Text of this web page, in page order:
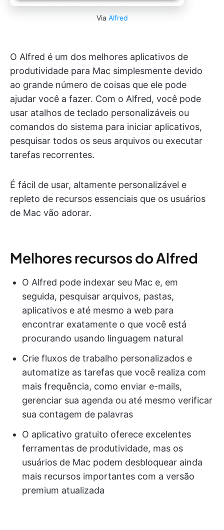
Via Alfred
O Alfred é um dos melhores aplicativos de
produtividade para Mac simplesmente devido
ao grande número de coisas que ele pode
ajudar você a fazer. Com o Alfred, você pode
usar atalhos de teclado personalizáveis ou
comandos do sistema para iniciar aplicativos,
pesquisar todos os seus arquivos ou executar
tarefas recorrentes.
É fácil de usar, altamente personalizável e
repleto de recursos essenciais que os usuários
de Mac vão adorar.
Melhores recursos do Alfred
O Alfred pode indexar seu Mac e, em
seguida, pesquisar arquivos, pastas,
aplicativos e até mesmo a web para
encontrar exatamente o que você está
procurando usando linguagem natural
Crie fluxos de trabalho personalizados e
automatize as tarefas que você realiza com
mais frequência, como enviar e-mails,
gerenciar sua agenda ou até mesmo verificar
sua contagem de palavras
O aplicativo gratuito oferece excelentes
ferramentas de produtividade, mas os
usuários de Mac podem desbloquear ainda
mais recursos importantes com a versão
premium atualizada